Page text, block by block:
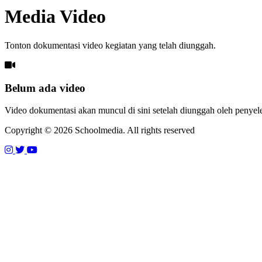
Media Video
Tonton dokumentasi video kegiatan yang telah diunggah.
Belum ada video
Video dokumentasi akan muncul di sini setelah diunggah oleh
Copyright © 2026 Schoolmedia. All rights reserved